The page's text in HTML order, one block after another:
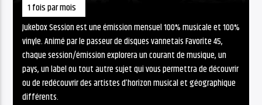
1 fois par mois
Jukebox Session est une émission mensuel 100% musicale et 100%
vinyle. Animé par le passeur de disques vannetais Favorite 45,
chaque session/émission explorera un courant de musique, un
pays, un label ou tout autre sujet qui vous permettra de découvrir
ou de redécouvrir des artistes d’horizon musical et géographique
différents.